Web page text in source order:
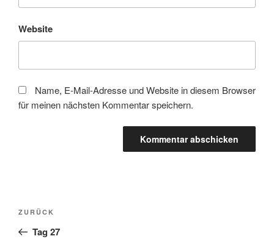
Website
Name, E-Mail-Adresse und Website in diesem Browser
für meinen nächsten Kommentar speichern.
Beitragsnavigation
Vorheriger
Beitrag
ZURÜCK
Tag 27